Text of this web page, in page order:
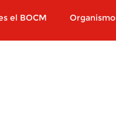
el BOCM Organismo